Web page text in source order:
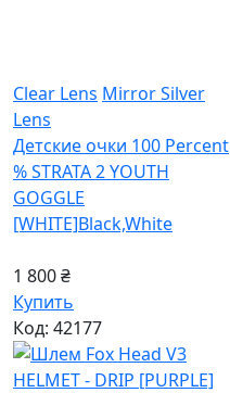
Clear Lens Mirror Silver
Lens
Детские очки 100 Percent
% STRATA 2 YOUTH
GOGGLE
[WHITE]Black,White
1 800 ₴
Купить
Код: 42177